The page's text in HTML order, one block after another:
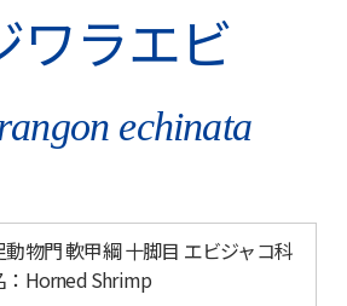
ワラエビ
echinata
動物門 軟甲綱 十脚目 エビジャコ科
：Horned Shrimp